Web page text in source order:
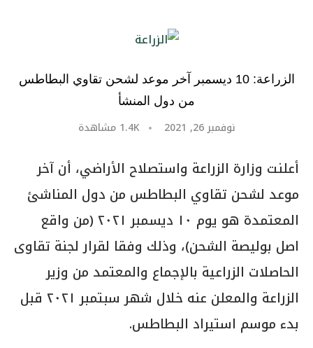
الزراعة: 10 ديسمبر آخر موعد لشحن تقاوي البطاطس
من دول المنشأ
نوفمبر 26, 2021 1.4K مشاهدة
أعلنت وزارة الزراعة واستصلاح الأراضي، أن آخر
موعد لشحن تقاوي البطاطس من دول المناشئ
المعتمدة هو يوم ١٠ ديسمبر ٢٠٢١ (من واقع
اصل بوليصة الشحن)، وذلك وفقا لقرار لجنة تقاوى
الحاصلات الزراعية بالإجماع والمعتمد من وزير
الزراعة والمعلن عنه خلال شهر سبتمبر ٢٠٢١ قبل
بدء موسم استيراد البطاطس.